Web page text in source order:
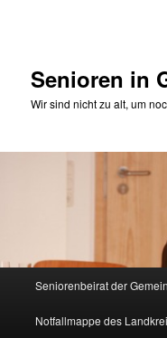
Senioren in
Wir sind nicht zu alt, um
Seniorenbeirat der
Notfallmappe des